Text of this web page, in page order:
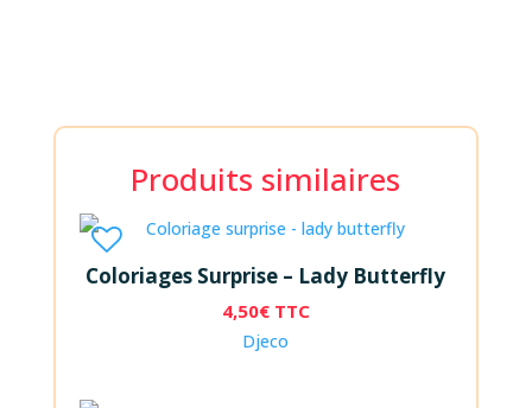
Produits similaires
Coloriages Surprise – Lady Butterfly
4,50€ TTC
Djeco